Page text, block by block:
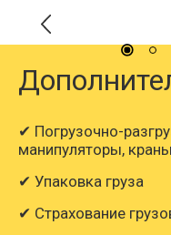
✔ Погрузочно-
манипуляторы, краны
✔ Упаковка груза
✔ Страхование